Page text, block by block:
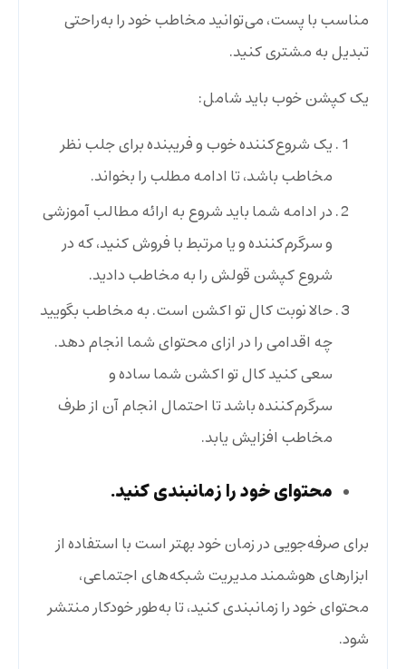
مناسب با پست، می‌توانید مخاطب خود را به‌راحتی
تبدیل به مشتری کنید.
یک کپشن خوب باید شامل:
یک شروع‌کننده خوب و فریبنده برای جلب نظر
مخاطب باشد، تا ادامه مطلب را بخواند.
در ادامه شما باید شروع به ارائه مطالب آموزشی
و سرگرم‌کننده و یا مرتبط با فروش کنید، که در
شروع کپشن قولش را به مخاطب دادید.
حالا نوبت کال تو اکشن است. به مخاطب بگویید
چه اقدامی را در ازای محتوای شما انجام دهد.
سعی کنید کال تو اکشن شما ساده و
سرگرم‌کننده باشد تا احتمال انجام آن از طرف
مخاطب افزایش یابد.
محتوای خود را زمانبندی کنید.
برای صرفه‌جویی در زمان خود بهتر است با استفاده از
ابزار‌های هوشمند مدیریت شبکه‌های اجتماعی،
محتوای خود را زمانبندی کنید، تا به‌طور خودکار منتشر
شود.